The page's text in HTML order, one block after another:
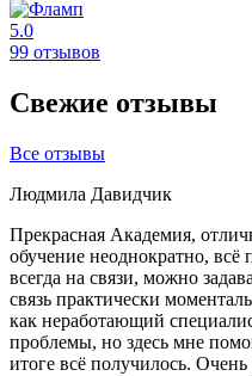
5.0
99 отзывов
Свежие отзывы
Все отзывы
Людмила Давидчик
Прекрасная Академия,
обучение неоднократно,
всегда на связи, можно
связь практически
как неработающий
проблемы, но здесь мне
итоге всё получилось.